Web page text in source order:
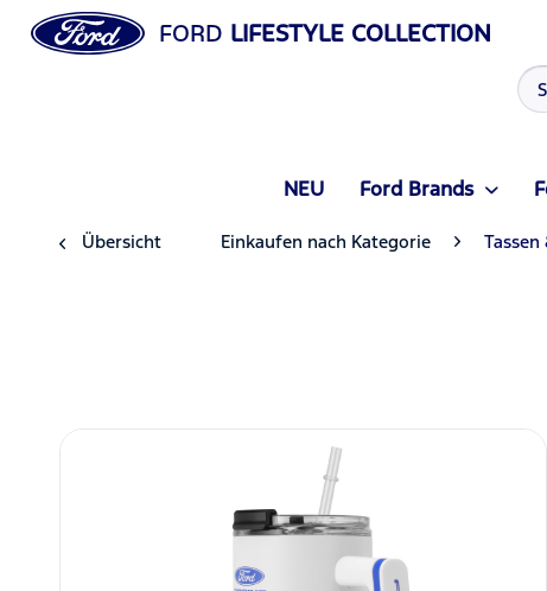
FORD LIFESTYLE COLLECTION
NEU Ford Brands
Übersicht Einkaufen nach Kategorie